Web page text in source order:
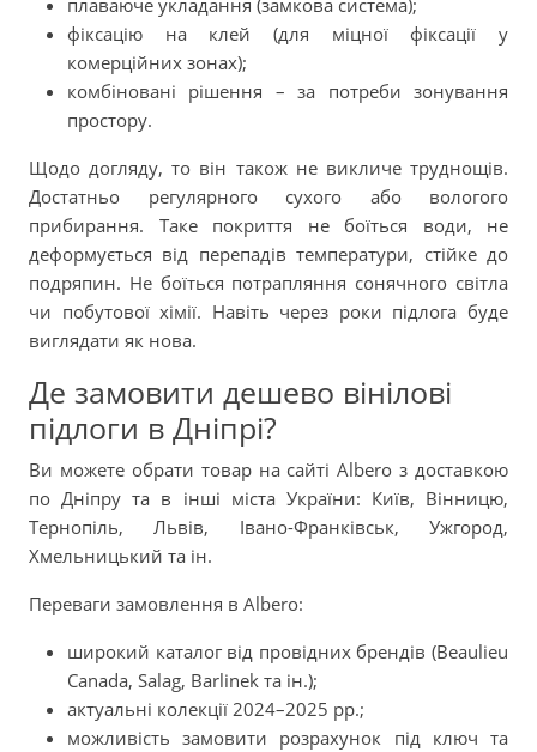
плаваюче укладання (замкова система);
фіксацію на клей (для міцної фіксації у
комерційних зонах);
комбіновані рішення – за потреби зонування
простору.
Щодо догляду, то він також не викличе труднощів.
Достатньо регулярного сухого або вологого
прибирання. Таке покриття не боїться води, не
деформується від перепадів температури, стійке до
подряпин. Не боїться потрапляння сонячного світла
чи побутової хімії. Навіть через роки підлога буде
виглядати як нова.
Де замовити дешево вінілові
підлоги в Дніпрі?
Ви можете обрати товар на сайті Albero з доставкою
по Дніпру та в інші міста України: Київ, Вінницю,
Тернопіль, Львів, Івано-Франківськ, Ужгород,
Хмельницький та ін.
Переваги замовлення в Albero:
широкий каталог від провідних брендів (Beaulieu
Canada, Salag, Barlinek та ін.);
актуальні колекції 2024–2025 рр.;
можливість замовити розрахунок під ключ та